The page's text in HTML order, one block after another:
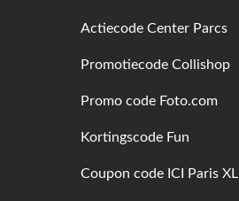
Actiecode Center Parcs
Promotiecode Collishop
Promo code Foto.com
Kortingscode Fun
Coupon code ICI Paris XL